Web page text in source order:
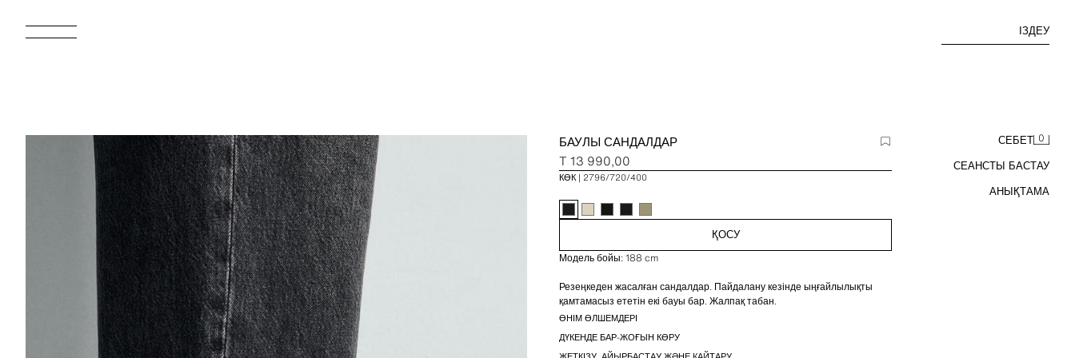
ІЗДЕУ
СЕБЕТ 0
СЕАНСТЫ БАСТАУ
АНЫҚТАМА
БАУЛЫ САНДАЛДАР
T 13 990,00
КӨК 2796/720/400
ҚОСУ
Модель бойы: 188 cm
Резеңкеден жасалған сандалдар. Пайдалану кезінде ыңғайлылықты
қамтамасыз ететін екі бауы бар. Жалпақ табан.
ӨНІМ ӨЛШЕМДЕРІ
ДҮКЕНДЕ БАР-ЖОҒЫН КӨРУ